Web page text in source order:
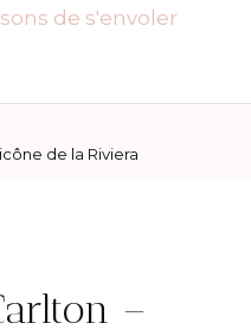
– 10
de la Riviera
–